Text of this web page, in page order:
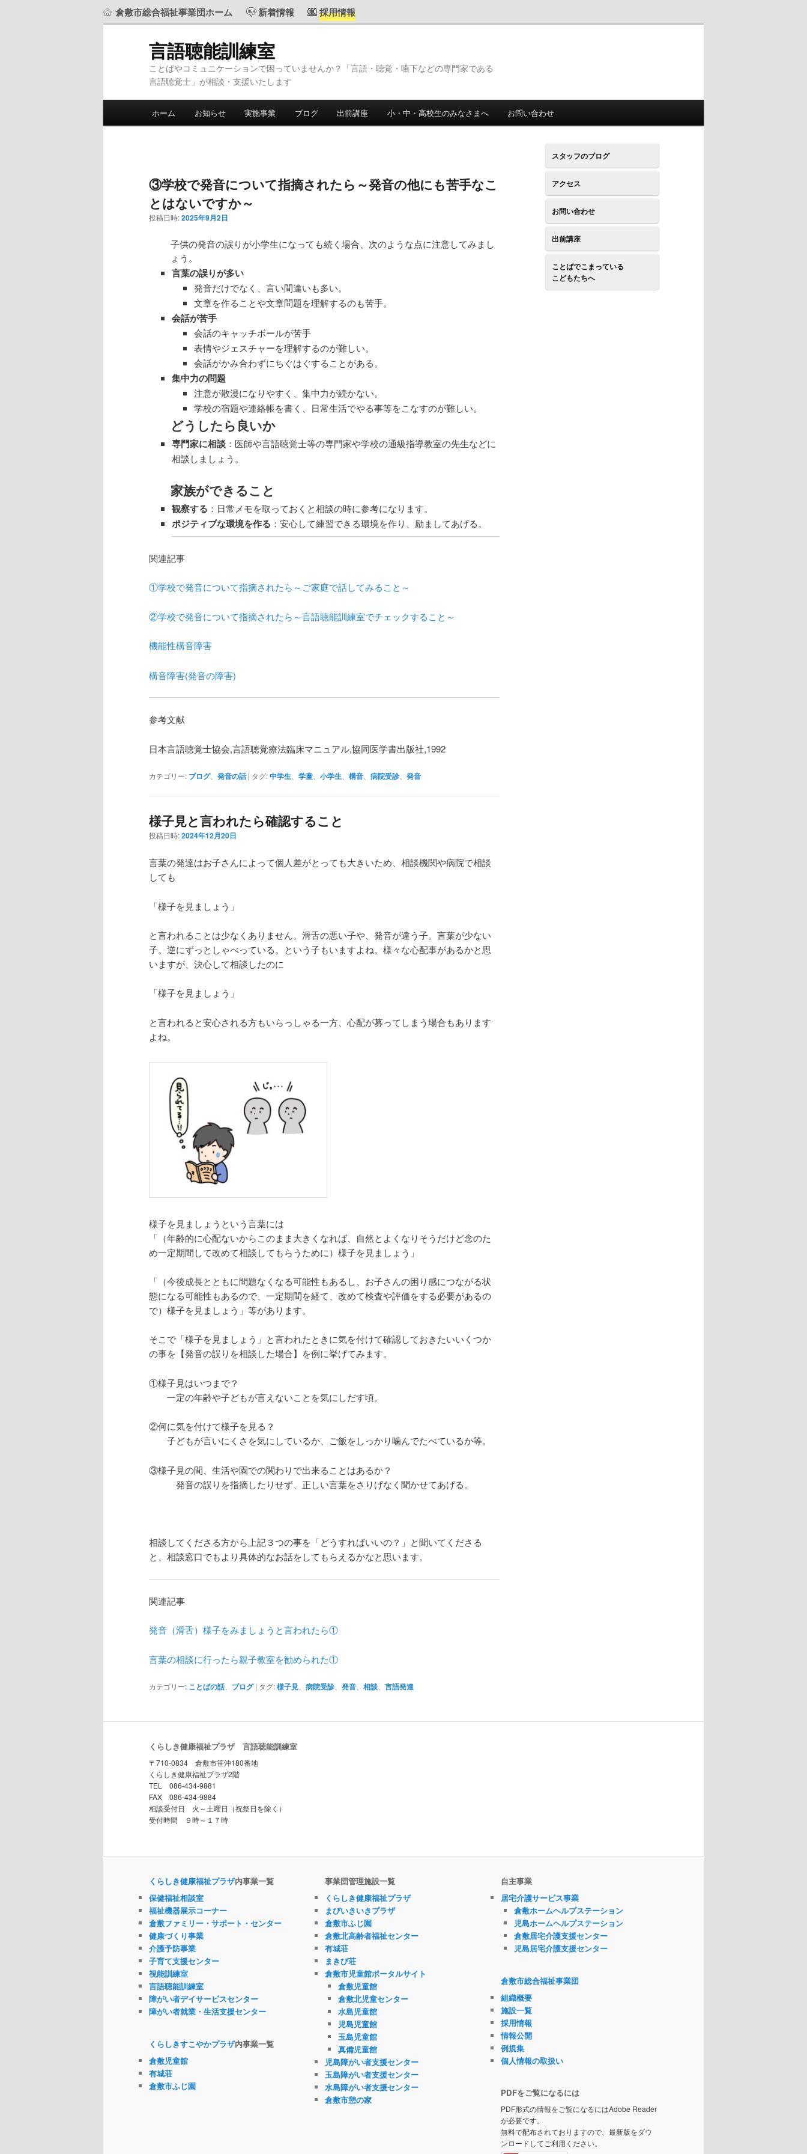
倉敷市総合福祉事業団ホーム 新着情報 採用情報
言語聴能訓練室
ことばやコミュニケーションで困っていませんか？「言語・聴覚・嚥下などの専門家である
言語聴覚士」が相談・支援いたします
メ
コ
ツ
移
サ
ン
へ
動
ホーム お知らせ 実施事業 ブログ 出前講座 小・中・高校生のみなさまへ お問い合わせ
③学校で発音について指摘されたら～発音の他にも苦手なこ
とはないですか～
投稿日時:2025年9月2日
子供の発音の誤りが小学生になっても続く場合、次のような点に注意してみまし
ょう。
言葉の誤りが多い
発音だけでなく、言い間違いも多い。
文章を作ることや文章問題を理解するのも苦手。
会話が苦手
会話のキャッチボールが苦手
表情やジェスチャーを理解するのが難しい。
会話がかみ合わずにちぐはぐすることがある。
集中力の問題
注意が散漫になりやすく、集中力が続かない。
学校の宿題や連絡帳を書く、日常生活でやる事等をこなすのが難しい。
どうしたら良いか
専門家に相談：医師や言語聴覚士等の専門家や学校の通級指導教室の先生などに
相談しましょう。
家族ができること
観察する ：日常メモを取っておくと相談の時に参考になります。
ポジティブな環境を作る ：安心して練習できる環境を作り、励ましてあげる。
関連記事
①学校で発音について指摘されたら～ご家庭で話してみること～
②学校で発音について指摘されたら～言語聴能訓練室でチェックすること～
機能性構音障害
構音障害(発音の障害)
参考文献
日本言語聴覚士協会,言語聴覚療法臨床マニュアル,協同医学書出版社,1992
カテゴリー: ブログ、 発音の話 | タグ:中学生 学童 小学生 構音 病院受診 発音
様子見と言われたら確認すること
投稿日時:2024年12月20日
言葉の発達はお子さんによって個人差がとっても大きいため、相談機関や病院で相談
しても
「様子を見ましょう」
と言われることは少なくありません。滑舌の悪い子や、発音が違う子。言葉が少ない
子。逆にずっとしゃべっている。という子もいますよね。様々な心配事があるかと思
いますが、決心して相談したのに
「様子を見ましょう」
と言われると安心される方もいらっしゃる一方、心配が募ってしまう場合もあります
よね。
様子を見ましょうという言葉には
「（年齢的に心配ないからこのまま大きくなれば、自然とよくなりそうだけど念のた
め一定期間して改めて相談してもらうために）様子を見ましょう」
「（今後成長とともに問題なくなる可能性もあるし、お子さんの困り感につながる状
態になる可能性もあるので、一定期間を経て、改めて検査や評価をする必要があるの
で） 様子を見ましょう」等があります。
そこで「様子を見ましょう」と言われたときに気を付けて確認しておきたいいくつか
の事を【発音の誤りを相談した場合】を例に挙げてみます。
①様子見はいつまで？
一定の年齢や子どもが言えないことを気にしだす頃。
②何に気を付けて様子を見る？
子どもが言いにくさを気にしているか、ご飯をしっかり噛んでたべているか等。
③様子見の間、生活や園での関わりで出来ることはあるか？
発音の誤りを指摘したりせず、正しい言葉をさりげなく聞かせてあげる。
相談してくださる方から上記３つの事を「どうすればいいの？」と聞いてくださる
と、相談窓口でもより具体的なお話をしてもらえるかなと思います。
関連記事
発音（滑舌）様子をみましょうと言われたら①
言葉の相談に行ったら親子教室を勧められた①
カテゴリー: ことばの話、 ブログ | タグ:様子見 病院受診 発音 相談 言語発達
スタッフのブログ
アクセス
お問い合わせ
出前講座
ことばでこまっている
こどもたちへ
くらしき健康福祉プラザ 言語聴能訓練室
〒710-0834 倉敷市笹沖180番地
くらしき健康福祉プラザ2階
TEL 086-434-9881
FAX 086-434-9884
相談受付日 火～土曜日（祝祭日を除く）
受付時間 ９時～１７時
くらしき健康福祉プラザ内事業一覧
保健福祉相談室
福祉機器展示コーナー
倉敷ファミリー・サポート・センター
健康づくり事業
介護予防事業
子育て支援センター
視能訓練室
言語聴能訓練室
障がい者デイサービスセンター
障がい者就業・生活支援センター
くらしきすこやかプラザ内事業一覧
倉敷児童館
有城荘
倉敷市ふじ園
事業団管理施設一覧
くらしき健康福祉プラザ
まびいきいきプラザ
倉敷市ふじ園
倉敷北高齢者福祉センター
有城荘
まきび荘
倉敷市児童館ポータルサイト
倉敷児童館
倉敷北児童センター
水島児童館
児島児童館
玉島児童館
真備児童館
児島障がい者支援センター
玉島障がい者支援センター
水島障がい者支援センター
倉敷市憩の家
自主事業
居宅介護サービス事業
倉敷ホームヘルプステーション
児島ホームヘルプステーション
倉敷居宅介護支援センター
児島居宅介護支援センター
倉敷市総合福祉事業団
組織概要
施設一覧
採用情報
情報公開
例規集
個人情報の取扱い
PDFをご覧になるには
PDF形式の情報をご覧になるにはAdobe Reader
が必要です。
無料で配布されておりますので、最新版をダウ
ンロードしてご利用ください。